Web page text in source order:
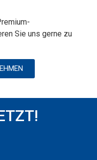
Sie uns gerne zu